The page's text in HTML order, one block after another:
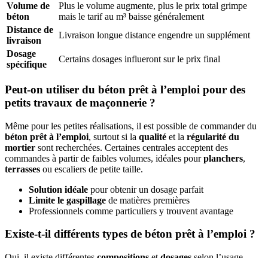
Volume de
béton
Plus le volume augmente, plus le prix total grimpe
mais le tarif au m³ baisse généralement
Distance de
livraison
Livraison longue distance engendre un supplément
Dosage
spécifique
Certains dosages influeront sur le prix final
Peut-on utiliser du béton prêt à l’emploi pour des
petits travaux de maçonnerie ?
Même pour les petites réalisations, il est possible de commander du
béton prêt à l’emploi, surtout si la qualité et la régularité du
mortier sont recherchées. Certaines centrales acceptent des
commandes à partir de faibles volumes, idéales pourplanchers,
terrasses ou escaliers de petite taille.
Solution idéale pour obtenir un dosage parfait
Limite le gaspillage de matières premières
Professionnels comme particuliers y trouvent avantage
Existe-t-il différents types de béton prêt à l’emploi ?